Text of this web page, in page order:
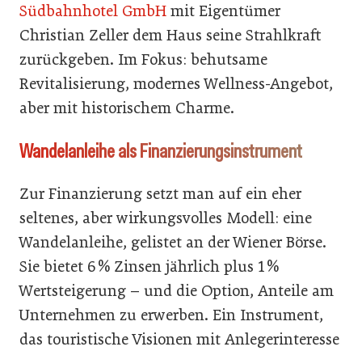
Südbahnhotel GmbH mit Eigentümer
Christian Zeller dem Haus seine Strahlkraft
zurückgeben. Im Fokus: behutsame
Revitalisierung, modernes Wellness-Angebot,
aber mit historischem Charme.
Wandelanleihe als Finanzierungsinstrument
Zur Finanzierung setzt man auf ein eher
seltenes, aber wirkungsvolles Modell: eine
Wandelanleihe, gelistet an der Wiener Börse.
Sie bietet 6 % Zinsen jährlich plus 1 %
Wertsteigerung – und die Option, Anteile am
Unternehmen zu erwerben. Ein Instrument,
das touristische Visionen mit Anlegerinteresse